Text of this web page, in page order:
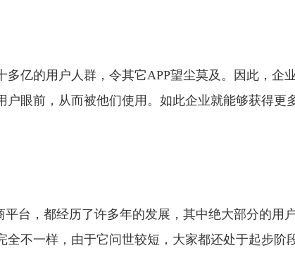
多亿的用户人群，令其它APP望尘莫及。因此，
户眼前，从而被他们使用。如此企业就能够获得更
平台，都经历了许多年的发展，其中绝大部分的
不一样，由于它问世较短，大家都还处于起步阶